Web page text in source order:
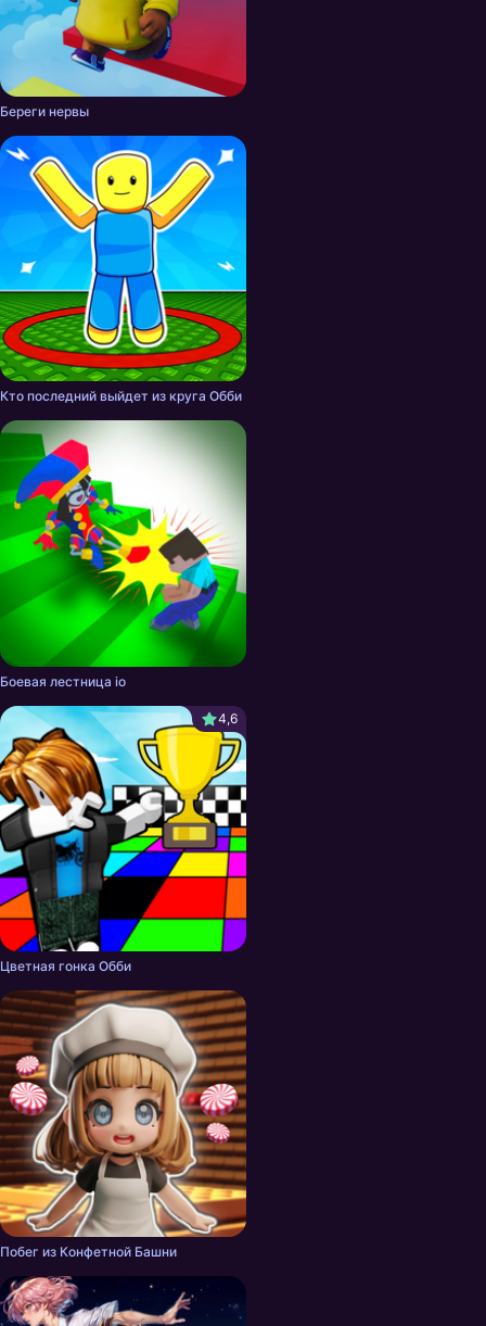
Береги нервы
Кто последний выйдет из круга Обби
Боевая лестница io
4,6
Цветная гонка Обби
Побег из Конфетной Башни